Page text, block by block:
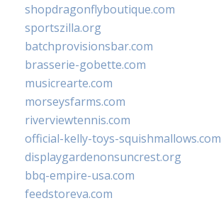
shopdragonflyboutique.com
sportszilla.org
batchprovisionsbar.com
brasserie-gobette.com
musicrearte.com
morseysfarms.com
riverviewtennis.com
official-kelly-toys-squishmallows.com
displaygardenonsuncrest.org
bbq-empire-usa.com
feedstoreva.com